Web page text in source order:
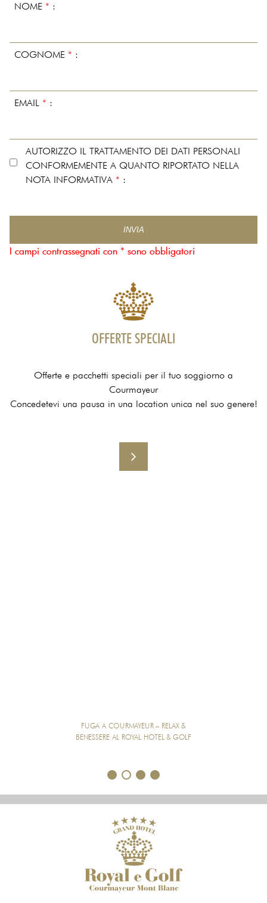
NOME * :
COGNOME * :
EMAIL * :
AUTORIZZO IL TRATTAMENTO DEI DATI PERSONALI
CONFORMEMENTE A QUANTO RIPORTATO NELLA
NOTA INFORMATIVA * :
I campi contrassegnati con * sono obbligatori
OFFERTE SPECIALI
Offerte e pacchetti speciali per il tuo soggiorno a
Courmayeur
Concedetevi una pausa in una location unica nel suo genere!
FUGA A COURMAYEUR – RELAX &
BENESSERE AL ROYAL HOTEL & GOLF
2